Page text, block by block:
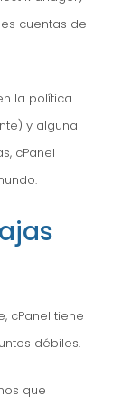
cuentas de
la política
y alguna
cPanel
cPanel tiene
débiles.
que